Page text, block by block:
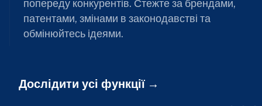
попереду конкурентів. Стежте за брендами,
патентами, змінами в законодавстві та
обмінюйтесь ідеями.
Дослідити усі функції